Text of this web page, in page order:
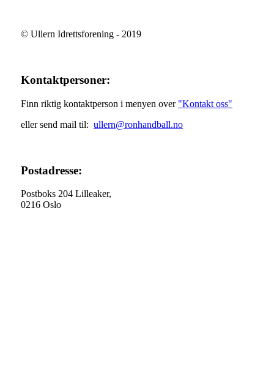
© Ullern Idrettsforening - 2019
Kontaktpersoner:
Finn riktig kontaktperson i menyen over "Kontakt oss"
eller send mail til: ullern@ronhandball.no
Postadresse:
Postboks 204 Lilleaker,
0216 Oslo